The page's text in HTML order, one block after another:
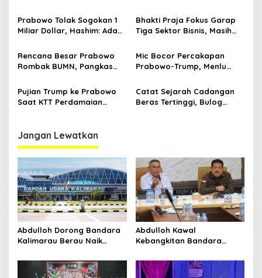
Pusat
Prabowo Tolak Sogokan 1
Miliar Dollar, Hashim: Ada
Presiden
Bhakti Praja Fokus Garap
Tiga Sektor Bisnis, Masih
Rencana Besar Prabowo
Rombak BUMN, Pangkas
Negara
Mic Bocor Percakapan
Prabowo-Trump, Menlu
Lah Ya
Pujian Trump ke Prabowo
Saat KTT Perdamaian
Catat Sejarah Cadangan
Beras Tertinggi, Bulog
Jangan Lewatkan
Abdulloh Dorong Bandara
Kalimarau Berau Naik
Internasional Kaltim
Abdulloh Kawal
Kebangkitan Bandara
Dorong Keberlanjutan
Proyek Strategis